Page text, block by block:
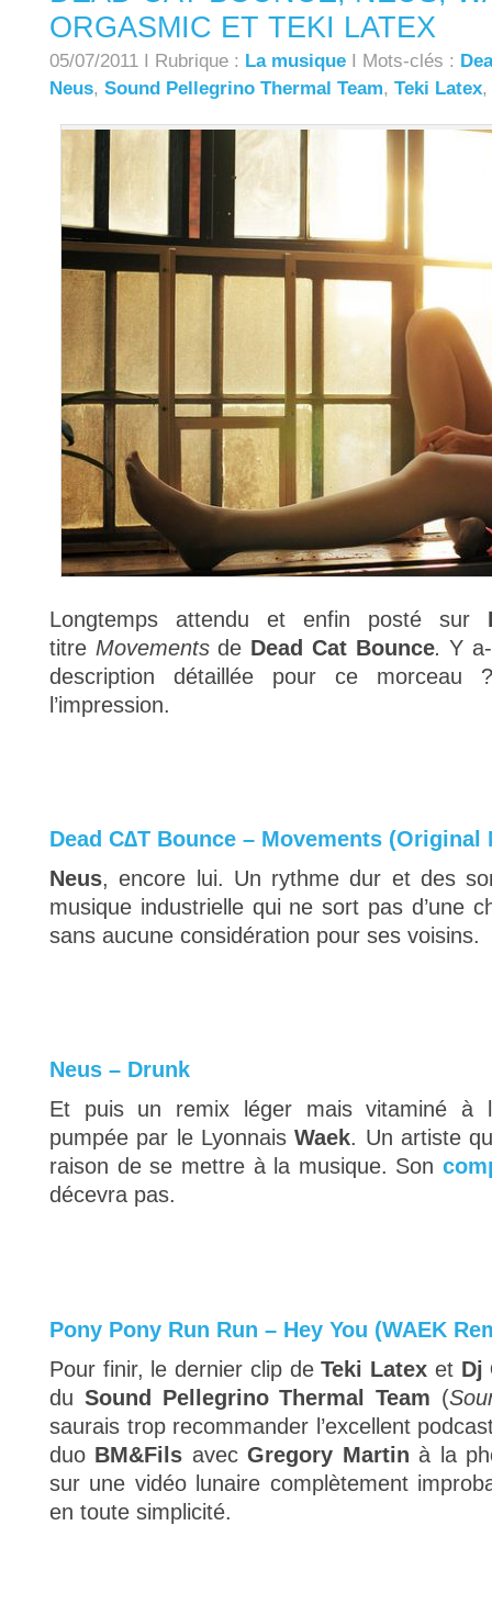
ORGASMIC ET TEKI LATEX
05/07/2011 I Rubrique : La musique I Mots-clés :
Neus, Sound Pellegrino Thermal Team, Teki Latex,
Longtemps attendu et enfin posté sur
titre Movementsde Dead Cat Bounce.Y
description détaillée pour ce
l’impression.
Dead C∆T Bounce – Movements (Original
Neus, encore lui. Un rythme dur et des
musique industrielle qui ne sort pas d’une
sans aucune considération pour ses voisins.
Neus – Drunk
Et puis un remix léger mais vitaminé à
pumpée par le LyonnaisWaek. Un artiste
raison de se mettre à la musique. Son
décevra pas.
Pony Pony Run Run – Hey You (WAEK
Pour finir, le dernier clip deTeki Latex et Dj
du Sound Pellegrino Thermal Team (
saurais trop recommander l’excellent
duo BM&Fils avecGregory Martin à la
sur une vidéo lunaire complètement
en toute simplicité.